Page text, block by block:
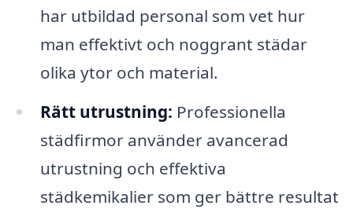
har utbildad personal som vet hur
man effektivt och noggrant städar
olika ytor och material.
Rätt utrustning: Professionella
städfirmor använder avancerad
utrustning och effektiva
städkemikalier som ger bättre resultat